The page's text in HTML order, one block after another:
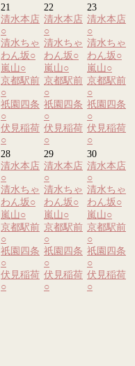
21
清水本店
○
清水ちゃ
わん坂○
嵐山○
京都駅前
○
祇園四条
○
伏見稲荷
○
22
清水本店
○
清水ちゃ
わん坂○
嵐山○
京都駅前
○
祇園四条
○
伏見稲荷
○
23
清水本店
○
清水ちゃ
わん坂○
嵐山○
京都駅前
○
祇園四条
○
伏見稲荷
○
28
清水本店
○
清水ちゃ
わん坂○
嵐山○
京都駅前
○
祇園四条
○
伏見稲荷
○
29
清水本店
○
清水ちゃ
わん坂○
嵐山○
京都駅前
○
祇園四条
○
伏見稲荷
○
30
清水本店
○
清水ちゃ
わん坂○
嵐山○
京都駅前
○
祇園四条
○
伏見稲荷
○